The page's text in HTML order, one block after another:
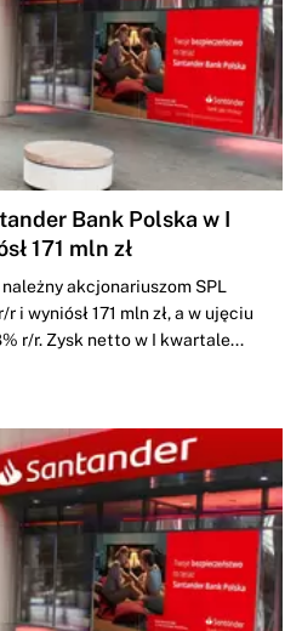
Bank Polska w I
171 mln zł
akcjonariuszom SPL
i wyniósł 171 mln zł, a w ujęciu
r/r. Zysk netto w I kwartale...